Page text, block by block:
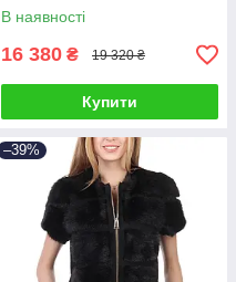
В наявності
16 380 ₴ 19 320 ₴
Купити
–39%